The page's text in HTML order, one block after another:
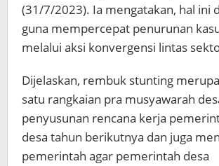
(31/7/2023). Ia mengatakan, hal ini
guna mempercepat penurunan
melalui aksi konvergensi lintas
Dijelaskan, rembuk stunting
satu rangkaian pra musyawarah
penyusunan rencana kerja
desa tahun berikutnya dan juga
pemerintah agar pemerintah desa